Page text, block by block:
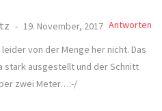
19. November, 2017 Antworten
von der Menge her nicht. Das
stark ausgestellt und der Schnitt
zwei Meter…:-/